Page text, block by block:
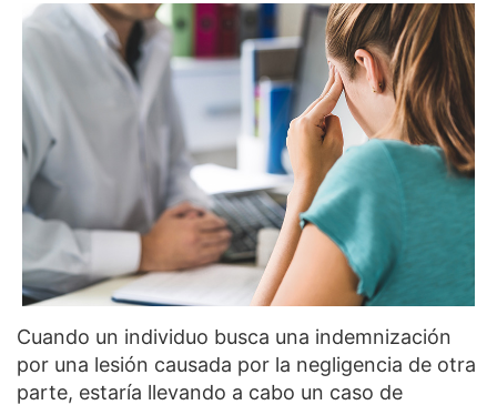
Cuando un individuo busca una indemnización
por una lesión causada por la negligencia de otra
parte, estaría llevando a cabo un caso de